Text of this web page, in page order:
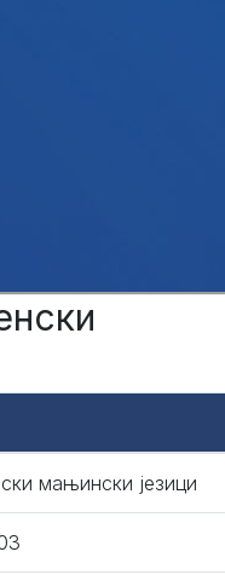
мањински језици